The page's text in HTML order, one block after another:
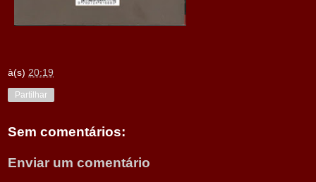
à(s) 20:19
Partilhar
Sem comentários:
Enviar um comentário